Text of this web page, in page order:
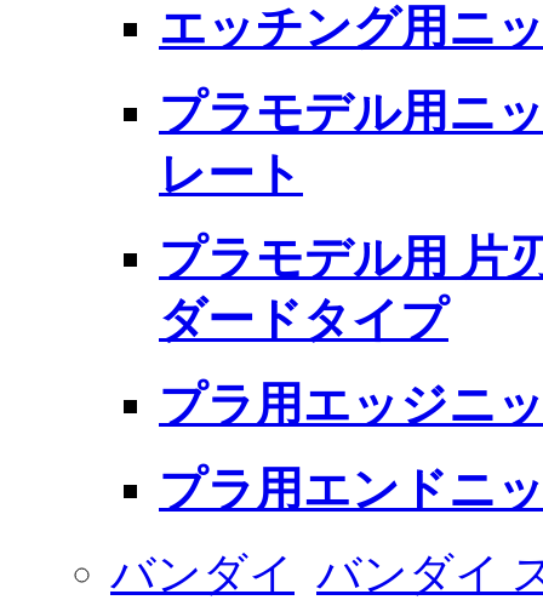
エッチング用ニ
プラモデル用ニ
レート
プラモデル用 片
ダードタイプ
プラ用エッジニ
プラ用エンドニ
バンダイ
バンダイ